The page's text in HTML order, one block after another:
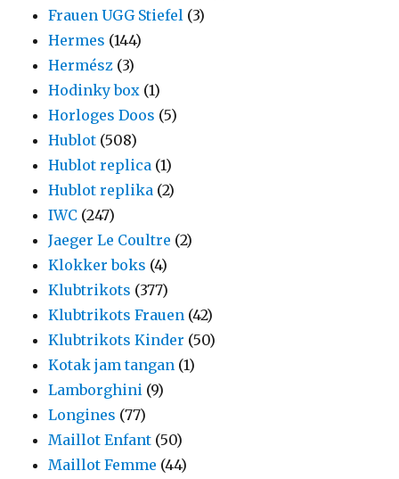
Frauen UGG Stiefel (3)
Hermes (144)
Hermész (3)
Hodinky box (1)
Horloges Doos (5)
Hublot (508)
Hublot replica (1)
Hublot replika (2)
IWC (247)
Jaeger Le Coultre (2)
Klokker boks (4)
Klubtrikots (377)
Klubtrikots Frauen (42)
Klubtrikots Kinder (50)
Kotak jam tangan (1)
Lamborghini (9)
Longines (77)
Maillot Enfant (50)
Maillot Femme (44)